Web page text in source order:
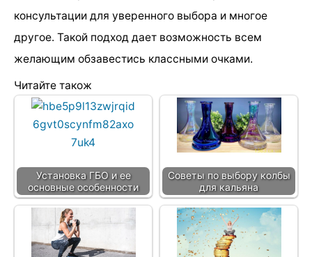
консультации для уверенного выбора и многое
другое. Такой подход дает возможность всем
желающим обзавестись классными очками.
Читайте також
Установка ГБО и ее
основные особенности
Советы по выбору колбы
для кальяна